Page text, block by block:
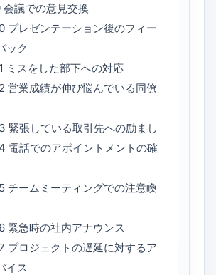
会議での意見交換
プレゼンテーション後のフィー
ック
ミスをした部下への対応
営業成績が伸び悩んでいる同僚
緊張している取引先への励まし
電話でのアポイントメントの確
チームミーティングでの注意喚
緊急時の社内アナウンス
プロジェクトの遅延に対するア
イス